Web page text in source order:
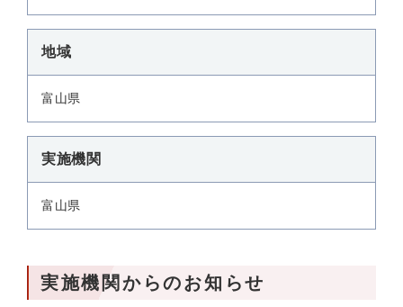
地域
富山県
実施機関
富山県
実施機関からのお知らせ